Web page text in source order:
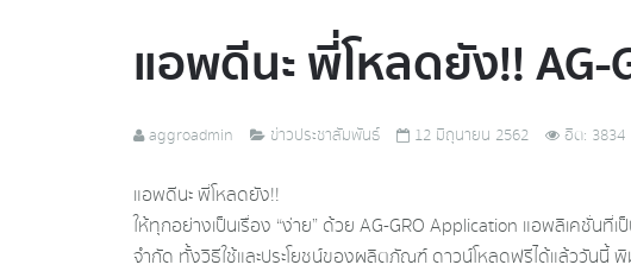
แอพดีนะ พี่โหลดยัง!! AG-
aggroadmin ข่าวประชาสัมพันธ์ 12 มิถุนายน 2562 ฮิต: 3834
แอพดีนะ พี่โหลดยัง!!
ให้ทุกอย่างเป็นเรื่อง “ง่าย” ด้วย AG-GRO Application แอพลิเคชั่
จำกัด ทั้งวิธีใช้และประโยชน์ของผลิตภัณฑ์ ดาวน์โหลดฟรีได้แล้ววันนี้